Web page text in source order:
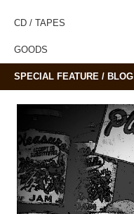
CD / TAPES
GOODS
SPECIAL FEATURE / BLOG